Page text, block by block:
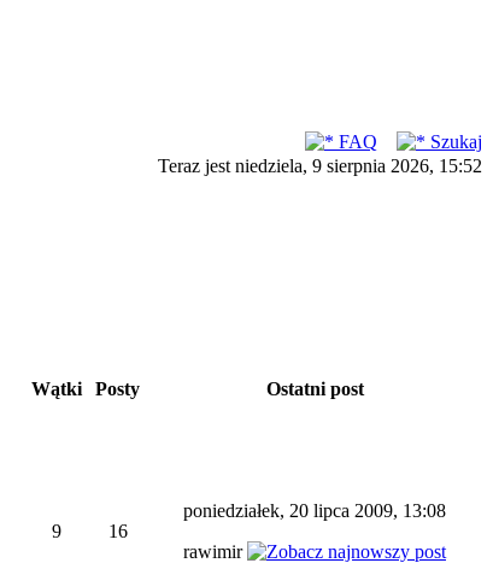
FAQ
Szukaj
Teraz jest niedziela, 9 sierpnia 2026, 15:52
Wątki Posty Ostatni post
9 16
poniedziałek, 20 lipca 2009, 13:08
rawimir